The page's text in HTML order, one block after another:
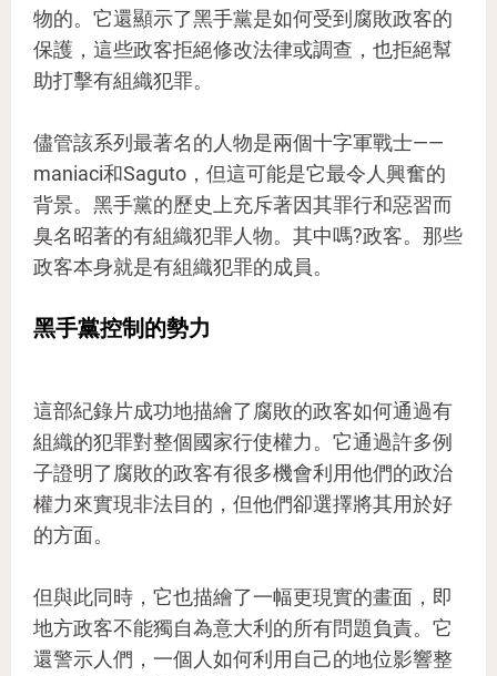
物的。它還顯示了黑手黨是如何受到腐敗政客的
保護，這些政客拒絕修改法律或調查，也拒絕幫
助打擊有組織犯罪。
儘管該系列最著名的人物是兩個十字軍戰士——
maniaci和Saguto，但這可能是它最令人興奮的
背景。黑手黨的歷史上充斥著因其罪行和惡習而
臭名昭著的有組織犯罪人物。其中嗎?政客。那些
政客本身就是有組織犯罪的成員。
黑手黨控制的勢力
這部紀錄片成功地描繪了腐敗的政客如何通過有
組織的犯罪對整個國家行使權力。它通過許多例
子證明了腐敗的政客有很多機會利用他們的政治
權力來實現非法目的，但他們卻選擇將其用於好
的方面。
但與此同時，它也描繪了一幅更現實的畫面，即
地方政客不能獨自為意大利的所有問題負責。它
還警示人們，一個人如何利用自己的地位影響整